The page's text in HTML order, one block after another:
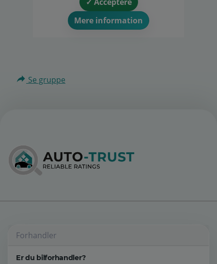
Mere information
Se gruppe
Forhandler
Er du bilforhandler?